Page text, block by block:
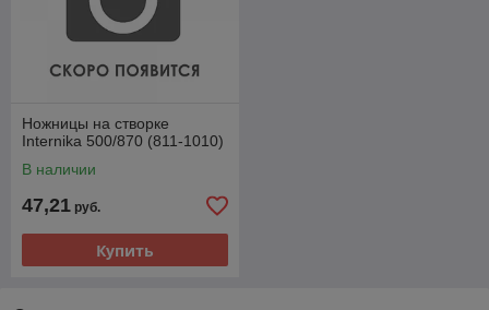
Ножницы на створке
Internika 500/870 (811-1010)
В наличии
47,21 руб.
Купить